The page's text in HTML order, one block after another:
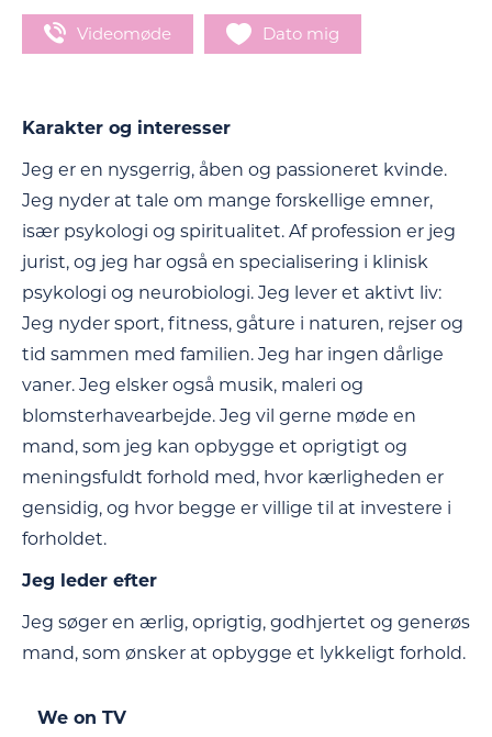
Videomøde Dato mig
Karakter og interesser
Jeg er en nysgerrig, åben og passioneret kvinde.
Jeg nyder at tale om mange forskellige emner,
især psykologi og spiritualitet. Af profession er jeg
jurist, og jeg har også en specialisering i klinisk
psykologi og neurobiologi. Jeg lever et aktivt liv:
Jeg nyder sport, fitness, gåture i naturen, rejser og
tid sammen med familien. Jeg har ingen dårlige
vaner. Jeg elsker også musik, maleri og
blomsterhavearbejde. Jeg vil gerne møde en
mand, som jeg kan opbygge et oprigtigt og
meningsfuldt forhold med, hvor kærligheden er
gensidig, og hvor begge er villige til at investere i
forholdet.
Jeg leder efter
Jeg søger en ærlig, oprigtig, godhjertet og generøs
mand, som ønsker at opbygge et lykkeligt forhold.
We on TV